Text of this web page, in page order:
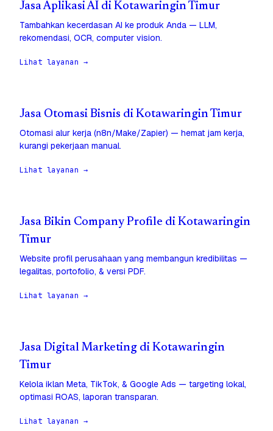
Jasa Aplikasi AI di Kotawaringin Timur
Tambahkan kecerdasan AI ke produk Anda — LLM,
rekomendasi, OCR, computer vision.
Lihat layanan →
Jasa Otomasi Bisnis di Kotawaringin Timur
Otomasi alur kerja (n8n/Make/Zapier) — hemat jam kerja,
kurangi pekerjaan manual.
Lihat layanan →
Jasa Bikin Company Profile di Kotawaringin
Timur
Website profil perusahaan yang membangun kredibilitas —
legalitas, portofolio, & versi PDF.
Lihat layanan →
Jasa Digital Marketing di Kotawaringin
Timur
Kelola iklan Meta, TikTok, & Google Ads — targeting lokal,
optimasi ROAS, laporan transparan.
Lihat layanan →